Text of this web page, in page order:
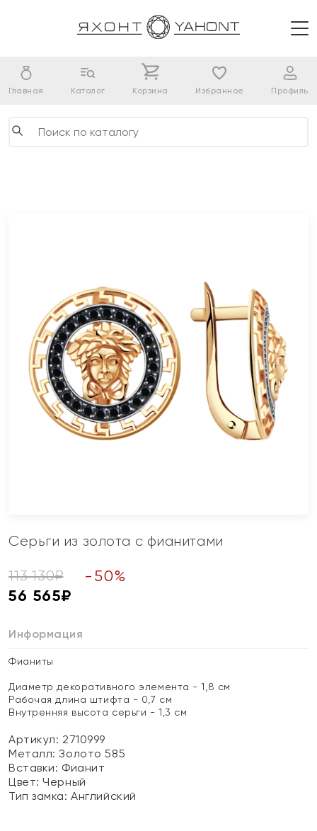
Главная Каталог Корзина Избранное Профиль
Серьги из золота с фианитами
113 130₽ - 50%
56 565₽
Информация
Фианиты
Диаметр декоративного элемента - 1,8 см
Рабочая длина штифта - 0,7 см
Внутренняя высота серьги - 1,3 см
Артикул: 2710999
Металл:Золото 585
Вставки: Фианит
Цвет:Черный
Тип замка:Английский